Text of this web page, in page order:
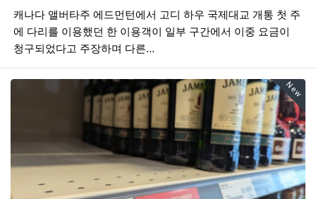
캐나다 앨버타주 에드먼턴에서 고디 하우 국제대교 개통 첫 주
에 다리를 이용했던 한 이용객이 일부 구간에서 이중 요금이
청구되었다고 주장하며 다른…
New